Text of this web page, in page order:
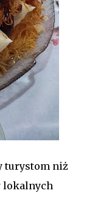
turystom niż
lokalnych